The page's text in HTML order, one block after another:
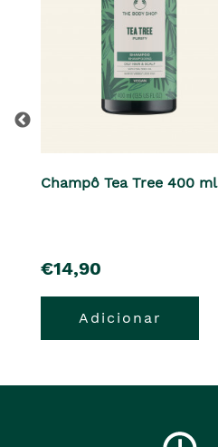
Champô Tea Tree 400 ml
pre�o
€14,90
Adicionar